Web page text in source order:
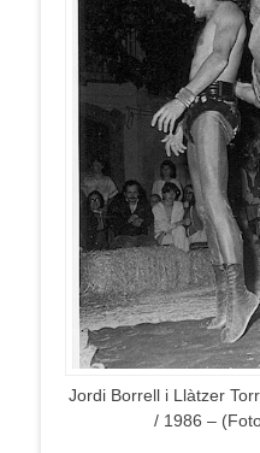
Jordi Borrell i Llàtzer
/ 1986 –